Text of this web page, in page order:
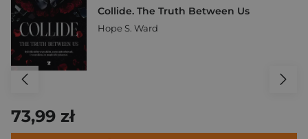
Collide. The Truth Between Us
Hope S. Ward
73,99 zł